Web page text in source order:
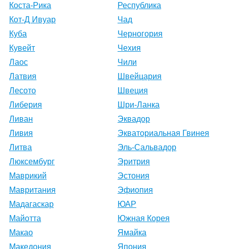
Коста-Рика
Кот-Д Ивуар
Куба
Кувейт
Лаос
Латвия
Лесото
Либерия
Ливан
Ливия
Литва
Люксембург
Маврикий
Мавритания
Мадагаскар
Майотта
Макао
Македония
Республика
Чад
Черногория
Чехия
Чили
Швейцария
Швеция
Шри-Ланка
Эквадор
Экваториальная Гвинея
Эль-Сальвадор
Эритрия
Эстония
Эфиопия
ЮАР
Южная Корея
Ямайка
Япония